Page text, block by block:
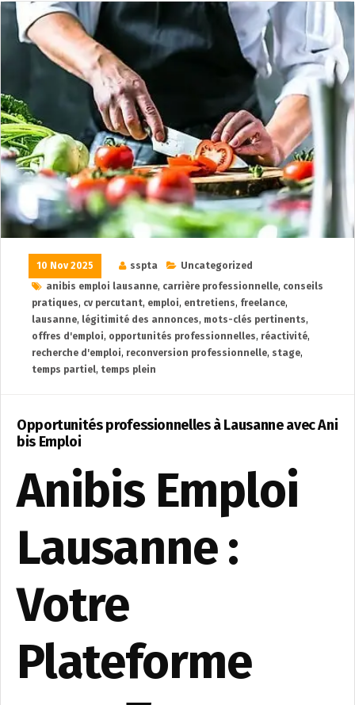
10 Nov 2025 sspta
Uncategorized
anibis emploi lausanne, carrière professionnelle, conseils
pratiques, cv percutant, emploi, entretiens, freelance,
lausanne, légitimité des annonces, mots-clés pertinents,
offres d'emploi, opportunités professionnelles, réactivité,
recherche d'emploi, reconversion professionnelle, stage,
temps partiel, temps plein
Opportunités professionnelles à Lausanne avec Ani
bis Emploi
Anibis Emploi
Lausanne :
Votre
Plateforme